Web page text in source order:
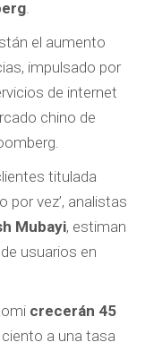
.
el aumento
impulsado por
de internet
chino de
titulada
por vez’, analistas
Mubayi, estiman
usuarios en
crecerán 45
ciento a una tasa